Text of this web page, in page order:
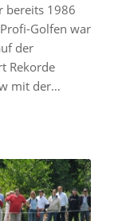
bereits 1986
Golfen war
der
Rekorde
mit der…